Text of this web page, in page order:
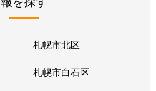
札幌市北区
札幌市白石区